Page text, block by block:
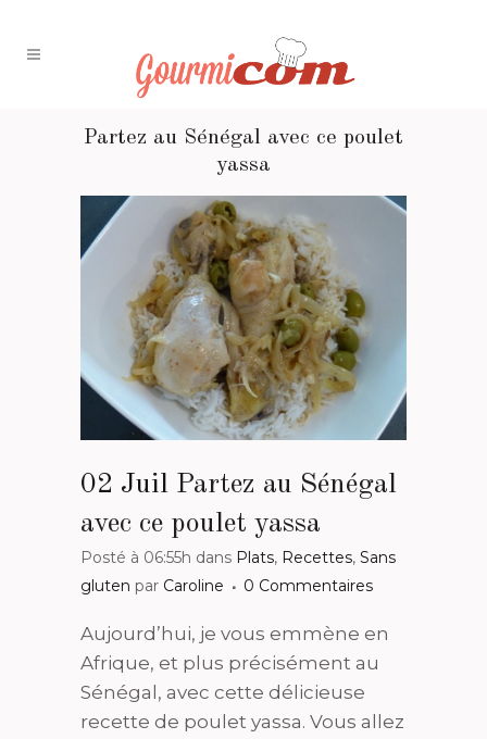
Partez au Sénégal avec ce poulet
yassa
02 Juil Partez au Sénégal
avec ce poulet yassa
Posté à 06:55h dans Plats, Recettes, Sans
gluten par Caroline 0 Commentaires
Aujourd’hui, je vous emmène en
Afrique, et plus précisément au
Sénégal, avec cette délicieuse
recette de poulet yassa. Vous allez